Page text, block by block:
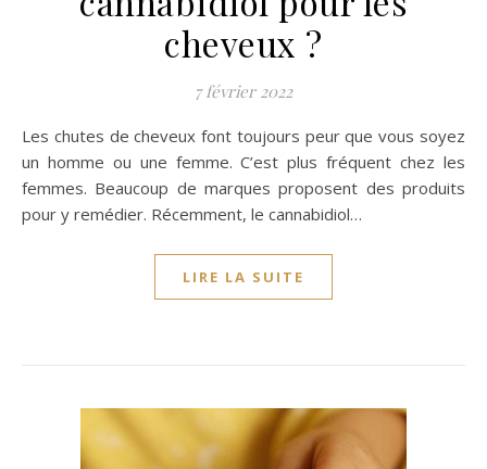
cheveux ?
7 février 2022
Les chutes de cheveux font toujours peur que vous soyez
un homme ou une femme. C’est plus fréquent chez les
femmes. Beaucoup de marques proposent des produits
pour y remédier. Récemment, le cannabidiol…
LIRE LA SUITE